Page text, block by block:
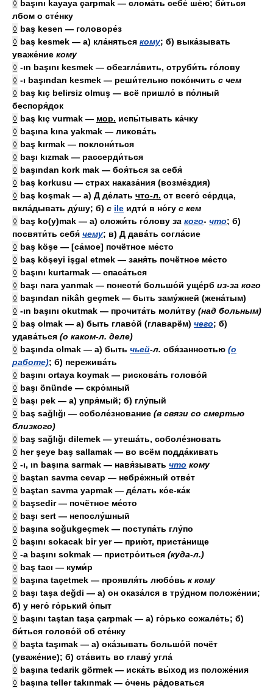
◊ başını kayaya çarpmak — слома́ть себе́ ше́ю; би́ться
лбом о сте́нку
◊ baş kesen — головоре́з
◊ baş kesmek — а) кла́няться кому; б) выка́зывать
уваже́ние кому
◊ -ın başını kesmek — обезгла́вить, отруби́ть го́лову
◊ -ı başından kesmek — реши́тельно поко́нчить с чем
◊ baş kıç belirsiz olmuş — всё пришло́ в по́лный
беспоря́док
◊ baş kıç vurmak — мор. испы́тывать ка́чку
◊ başına kına yakmak — ликова́ть
◊ baş kırmak — поклони́ться
◊ başı kızmak — рассерди́ться
◊ başından kork mak — боя́ться за себя́
◊ baş korkusu — страх наказа́ния (возме́здия)
◊ baş koşmak — а) Д де́лать что-л. от всего́ се́рдца,
вкла́дывать ду́шу; б) с ile идти́ в но́гу с кем
◊ baş ko(y)mak — а) сложи́ть го́лову за кого- что; б)
посвяти́ть себя́ чему; в) Д дава́ть согла́сие
◊ baş köşe — [са́мое] почётное ме́сто
◊ baş köşeyi işgal etmek — заня́ть почётное ме́сто
◊ başını kurtarmak — спаса́ться
◊ başı nara yanmak — понести́ большо́й уще́рб из-за кого
◊ başından nikâh geçmek — быть заму́жней (жена́тым)
◊ -ın başını okutmak — прочита́ть моли́тву (над больным)
◊ baş olmak — а) быть главо́й (главарём) чего; б)
удава́ться (о каком-л. деле)
◊ başında olmak — а) быть чьей-л. обя́занностью (о
работе); б) пережива́ть
◊ başını ortaya koymak — рискова́ть голово́й
◊ başı önünde — скро́мный
◊ başı pek — а) упря́мый; б) глу́пый
◊ baş sağlığı — соболе́знование (в связи со смертью
близкого)
◊ baş sağlığı dilemek — утеша́ть, соболе́зновать
◊ her şeye baş sallamak — во всём подда́кивать
◊ -ı, ın başına sarmak — навя́зывать что кому
◊ baştan savma cevap — небре́жный отве́т
◊ baştan savma yapmak — де́лать ко́е-ка́к
◊ başsedir — почётное ме́сто
◊ başı sert — непослу́шный
◊ başına soğukgeçmek — поступа́ть глу́по
◊ başını sokacak bir yer — прию́т, приста́нище
◊ -a başını sokmak — пристро́иться (куда-л.)
◊ baş tacı — куми́р
◊ başına taçetmek — проявля́ть любо́вь к кому
◊ başı taşa değdi — а) он оказа́лся в тру́дном положе́нии;
б) у него́ го́рький о́пыт
◊ başını taştan taşa çarpmak — а) го́рько сожале́ть; б)
би́ться голово́й об сте́нку
◊ başta taşımak — а) ока́зывать большо́й почёт
(уваже́ние); б) ста́вить во главу́ угла́
◊ başına tedarik görmek — иска́ть вы́ход из положе́ния
◊ başına teller takınmak — о́чень ра́доваться